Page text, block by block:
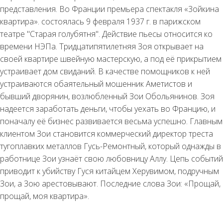
представления. Во Франции премьера спектакля «3ойкина
квартира». состоялась 9 февраля 1937 г. в парижском
театре "Старая голубятня". Действие пьесы относится ко
времени НЭПа. Тридцатипятилетняя Зоя открывает на
своей квартире швейную мастерскую, а под её прикрытием
устраивает дом свиданий. В качестве помощников к ней
устраиваются обаятельный мошенник Аметистов и
бывший дворянин, возлюбленный Зои Обольянинов. Зоя
надеется заработать деньги, чтобы уехать во Францию, и
поначалу её бизнес развивается весьма успешно. Главным
клиентом Зои становится коммерческий директор треста
тугоплавких металлов Гусь-Ремонтный, который однажды в
работнице Зои узнаёт свою любовницу Аллу. Цепь событий
приводит к убийству Гуся китайцем Херувимом, подручным
Зои, а Зою арестовывают. Последние слова Зои: «Прощай,
прощай, моя квартира».